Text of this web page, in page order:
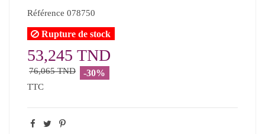
Référence 078750
Rupture de stock
53,245 TND
76,065 TND -30%
TTC